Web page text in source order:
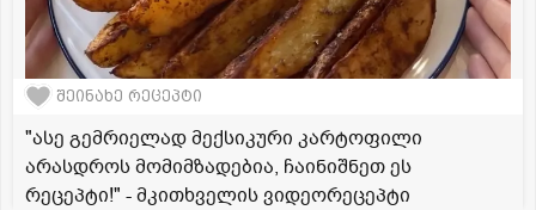
შეინახე რეცეპტი
"ასე გემრიელად მექსიკური კარტოფილი
არასდროს მომიმზადებია, ჩაინიშნეთ ეს
რეცეპტი!" - მკითხველის ვიდეორეცეპტი